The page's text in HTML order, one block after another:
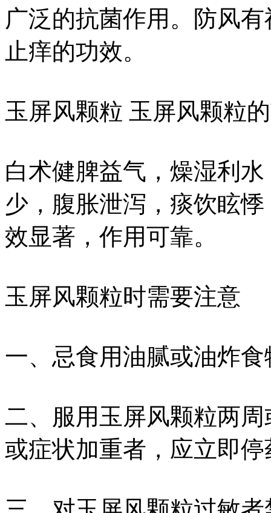
广泛的抗菌作用。防风
止痒的功效。
玉屏风颗粒 玉屏风颗粒
白术健脾益气，燥湿利
少，腹胀泄泻，痰饮眩
效显著，作用可靠。
玉屏风颗粒时需要注意
一、忌食用油腻或油炸食
二、服用玉屏风颗粒两
或症状加重者，应立即